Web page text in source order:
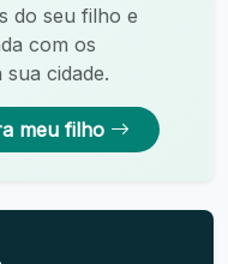
do seu filho e
com os
cidade.
meu filho